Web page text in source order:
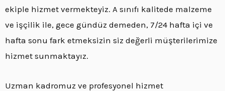
ekiple hizmet vermekteyiz. A sınıfı kalitede malzeme
ve işçilik ile, gece gündüz demeden, 7/24 hafta içi ve
hafta sonu fark etmeksizin siz değerli müşterilerimize
hizmet sunmaktayız.
Uzman kadromuz ve profesyonel hizmet